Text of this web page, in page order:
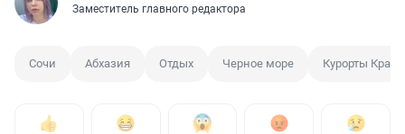
Заместитель главного редактора
Сочи Абхазия Отдых Черное море Курорты